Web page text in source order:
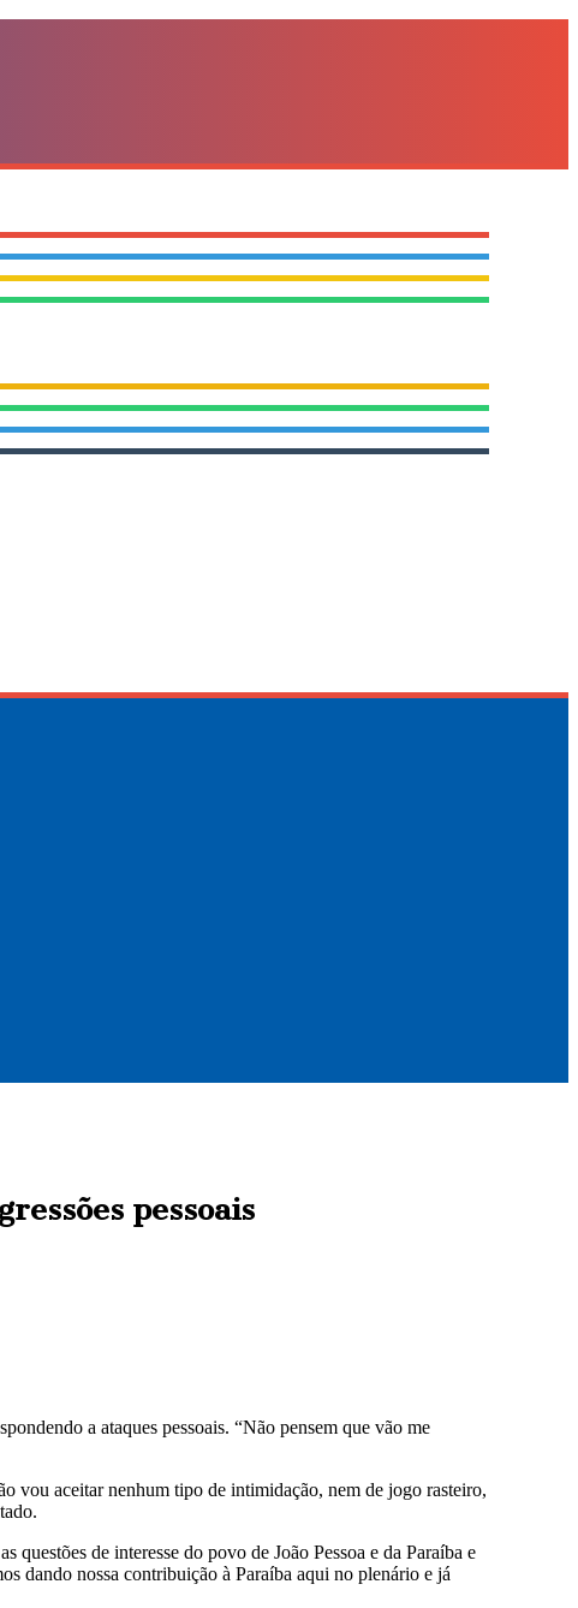
pessoais
a ataques pessoais. “Não pensem que vão me
vou aceitar nenhum tipo de intimidação, nem de jogo rasteiro,
questões de interesse do povo de João Pessoa e da Paraíba e
dando nossa contribuição à Paraíba aqui no plenário e já